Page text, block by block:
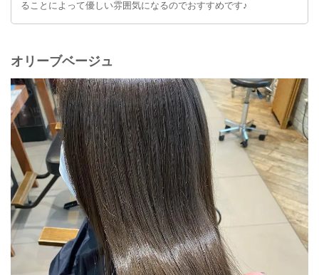
ることによって優しい雰囲気になるのでおすすめです♪
オリーブベージュ